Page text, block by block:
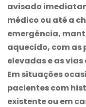
avisado
médico ou até a
emergência,
aquecido, com as
elevadas e as vias
Em situações
pacientes com
existente ou em